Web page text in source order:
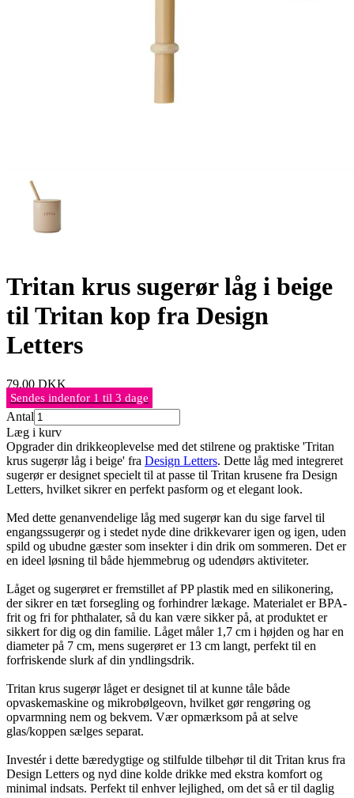
Tritan krus sugerør låg i beige
til Tritan kop fra Design
Letters
79,00 DKK
Sendes indenfor 1 til 3 dage
Antal
Læg i kurv
Opgrader din drikkeoplevelse med det stilrene og praktiske 'Tritan
krus sugerør låg i beige' fra Design Letters. Dette låg med integreret
sugerør er designet specielt til at passe til Tritan krusene fra Design
Letters, hvilket sikrer en perfekt pasform og et elegant look.
Med dette genanvendelige låg med sugerør kan du sige farvel til
engangssugerør og i stedet nyde dine drikkevarer igen og igen, uden
spild og ubudne gæster som insekter i din drik om sommeren. Det er
en ideel løsning til både hjemmebrug og udendørs aktiviteter.
Låget og sugerøret er fremstillet af PP plastik med en silikonering,
der sikrer en tæt forsegling og forhindrer lækage. Materialet er BPA-
frit og fri for phthalater, så du kan være sikker på, at produktet er
sikkert for dig og din familie. Låget måler 1,7 cm i højden og har en
diameter på 7 cm, mens sugerøret er 13 cm langt, perfekt til en
forfriskende slurk af din yndlingsdrik.
Tritan krus sugerør låget er designet til at kunne tåle både
opvaskemaskine og mikrobølgeovn, hvilket gør rengøring og
opvarmning nem og bekvem. Vær opmærksom på at selve
glas/koppen sælges separat.
Investér i dette bæredygtige og stilfulde tilbehør til dit Tritan krus fra
Design Letters og nyd dine kolde drikke med ekstra komfort og
minimal indsats. Perfekt til enhver lejlighed, om det så er til daglig